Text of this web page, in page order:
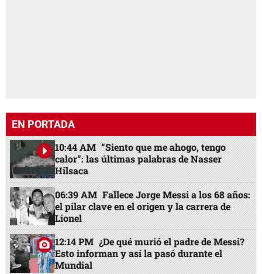
EN PORTADA
10:44 AM “Siento que me ahogo, tengo
calor”: las últimas palabras de Nasser
Hilsaca
06:39 AM Fallece Jorge Messi a los 68 años:
el pilar clave en el origen y la carrera de
Lionel
12:14 PM ¿De qué murió el padre de Messi?
Esto informan y así la pasó durante el
Mundial